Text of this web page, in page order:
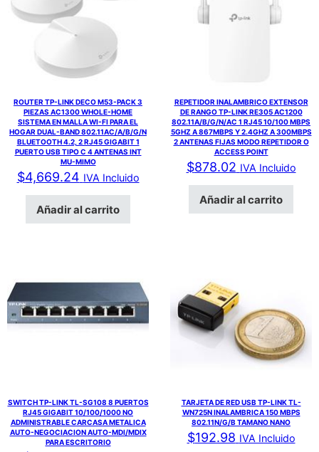
ROUTER TP-LINK DECO M53-PACK 3
PIEZAS AC1300 WHOLE-HOME
SISTEMA EN MALLA WI-FI PARA EL
HOGAR DUAL-BAND 802.11AC/A/B/G/N
BLUETOOTH 4.2, 2 RJ45 GIGABIT 1
PUERTO USB TIPO C 4 ANTENAS INT
MU-MIMO
$4,669.24 IVA Incluido
Añadir al carrito
REPETIDOR INALAMBRICO EXTENSOR
DE RANGO TP-LINK RE305 AC1200
802.11A/B/G/N/AC 1 RJ45 10/100 MBPS
5GHZ A 867MBPS Y 2.4GHZ A 300MBPS
2 ANTENAS FIJAS MODO REPETIDOR O
ACCESS POINT
$878.02 IVA Incluido
Añadir al carrito
SWITCH TP-LINK TL-SG108 8 PUERTOS
RJ45 GIGABIT 10/100/1000 NO
ADMINISTRABLE CARCASA METALICA
AUTO-NEGOCIACION AUTO-MDI/MDIX
PARA ESCRITORIO
TARJETA DE RED USB TP-LINK TL-
WN725N INALAMBRICA 150 MBPS
802.11N/G/B TAMANO NANO
$192.98 IVA Incluido